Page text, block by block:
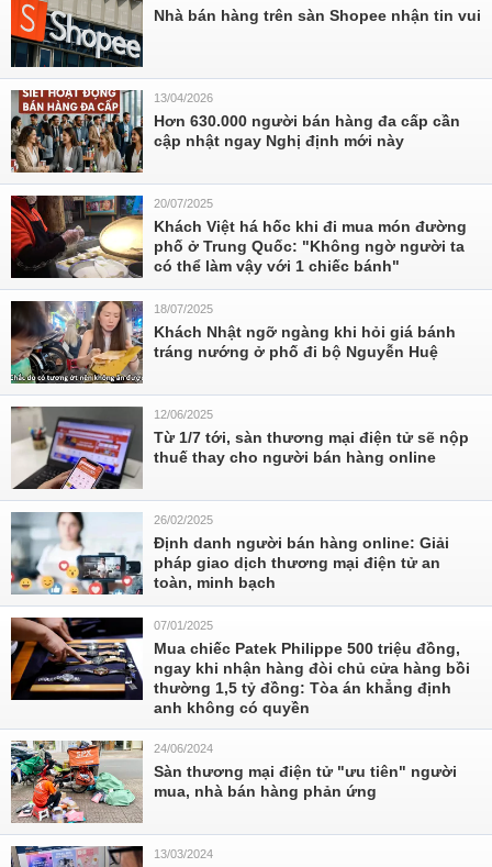
Nhà bán hàng trên sàn Shopee nhận tin vui
13/04/2026
Hơn 630.000 người bán hàng đa cấp cần
cập nhật ngay Nghị định mới này
20/07/2025
Khách Việt há hốc khi đi mua món đường
phố ở Trung Quốc: "Không ngờ người ta
có thể làm vậy với 1 chiếc bánh"
18/07/2025
Khách Nhật ngỡ ngàng khi hỏi giá bánh
tráng nướng ở phố đi bộ Nguyễn Huệ
12/06/2025
Từ 1/7 tới, sàn thương mại điện tử sẽ nộp
thuế thay cho người bán hàng online
26/02/2025
Định danh người bán hàng online: Giải
pháp giao dịch thương mại điện tử an
toàn, minh bạch
07/01/2025
Mua chiếc Patek Philippe 500 triệu đồng,
ngay khi nhận hàng đòi chủ cửa hàng bồi
thường 1,5 tỷ đồng: Tòa án khẳng định
anh không có quyền
24/06/2024
Sàn thương mại điện tử "ưu tiên" người
mua, nhà bán hàng phản ứng
13/03/2024